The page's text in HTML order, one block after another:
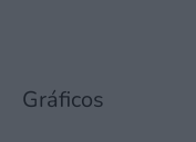
Gráficos